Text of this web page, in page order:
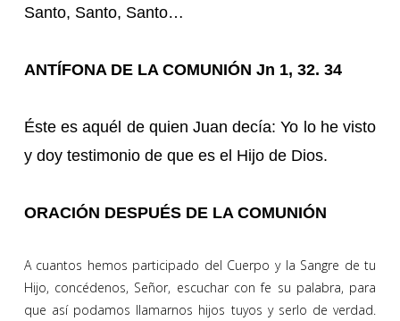
Santo, Santo, Santo…
ANTÍFONA DE LA COMUNIÓN Jn 1, 32. 34
Éste es aquél de quien Juan decía: Yo lo he visto
y doy testimonio de que es el Hijo de Dios.
ORACIÓN DESPUÉS DE LA COMUNIÓN
A cuantos hemos participado del Cuerpo y la Sangre de tu
Hijo, concédenos, Señor, escuchar con fe su palabra, para
que así podamos llamarnos hijos tuyos y serlo de verdad.